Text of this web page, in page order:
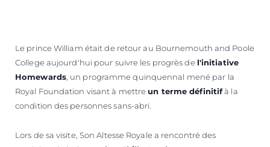
Le prince William était de retour au Bournemouth and Poole
College aujourd'hui pour suivre les progrès de l'initiative
Homewards, un programme quinquennal mené par la
Royal Foundation visant à mettreun terme définitifà la
condition des personnes sans-abri.
Lors de sa visite, Son Altesse Royale a rencontré des